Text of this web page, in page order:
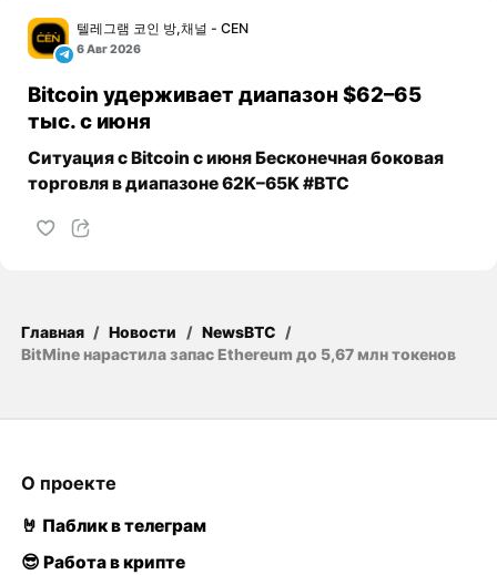
텔레그램 코인 방,채널 - CEN
6 Авг 2026
Bitcoin удерживает диапазон $62–65
тыс. с июня
Ситуация с Bitcoin с июня Бесконечная боковая
торговля в диапазоне 62K–65K #BTC
Главная / Новости / NewsBTC /
BitMine нарастила запас Ethereum до 5,67 млн токенов
О проекте
🤘 Паблик в телеграм
😎 Работа в крипте